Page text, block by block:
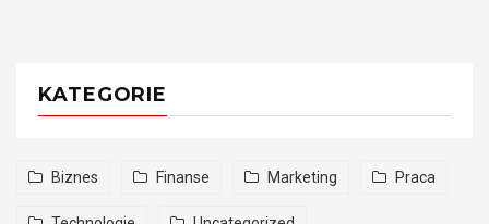
KATEGORIE
Biznes Finanse Marketing Praca